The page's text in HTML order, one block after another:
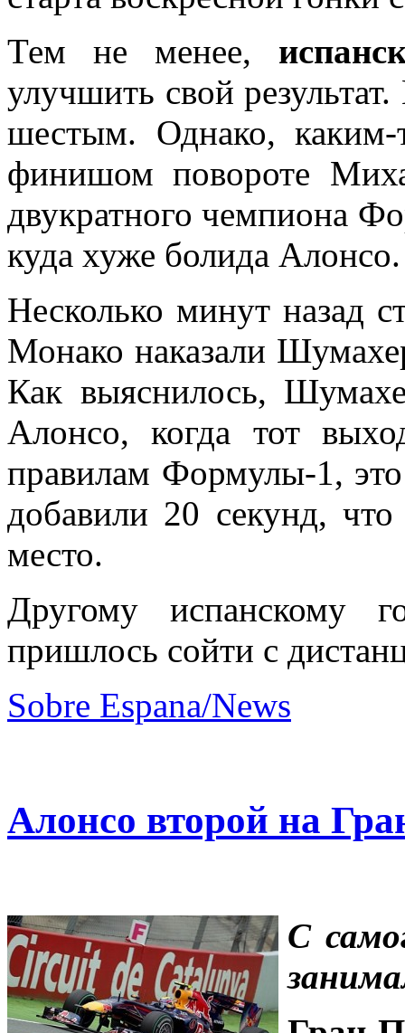
Тем не менее,
улучшить свой
шестым. Однако,
финишом повороте
двукратного чемпиона
куда хуже болида Алонсо.
Несколько минут назад
Монако наказали
Как выяснилось,
Алонсо, когда тот
правилам Формулы-1,
добавили 20 секунд,
место.
Другому испанскому
пришлось сойти с
Sobre Espana/News
Алонсо второй на
С